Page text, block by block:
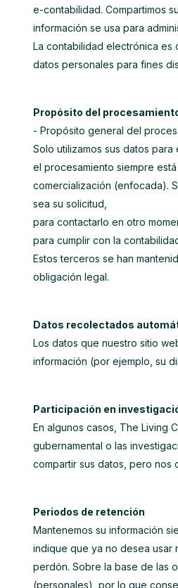
e-contabilidad. Compartimos
información se usa para
La contabilidad electrónica es
datos personales para fines
Propósito del
- Propósito general del
Solo utilizamos sus datos
el procesamiento siempre
comercialización (enfocada).
sea su solicitud,
para contactarlo en otro
para cumplir con la
Estos terceros se han
obligación legal.
Datos recolectados
Los datos que nuestro sitio
información (por ejemplo, su
Participación en
En algunos casos, The Living
gubernamental o las
compartir sus datos, pero
Periodos de retención
Mantenemos su información
indique que ya no desea usar
perdón. Sobre la base de las
(personales), por lo que